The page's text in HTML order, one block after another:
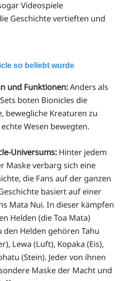
Videospiele
Geschichte vertieften und
so beliebt wurde
und Funktionen:Anders als
boten Bionicles die
bewegliche Kreaturen zu
Wesen bewegten.
Universums:Hinter jedem
Maske verbarg sich eine
die Fans auf der ganzen
basiert auf einer
Mata Nui. In dieser kämpfen
Helden (die Toa Mata)
den Helden gehören Tahu
Lewa (Luft), Kopaka (Eis),
(Stein). Jeder von ihnen
Maske der Macht und